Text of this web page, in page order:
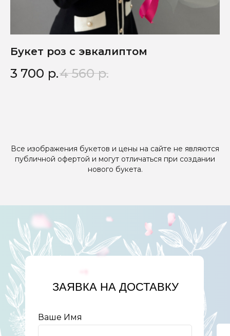
Букет роз с эвкалиптом
3 700 р.4 560 р.
Все изображения букетов и цены на сайте не являются
публичной офертой и могут отличаться при создании
нового букета.
Ваше Имя
ЗАЯВКА НА ДОСТАВКУ